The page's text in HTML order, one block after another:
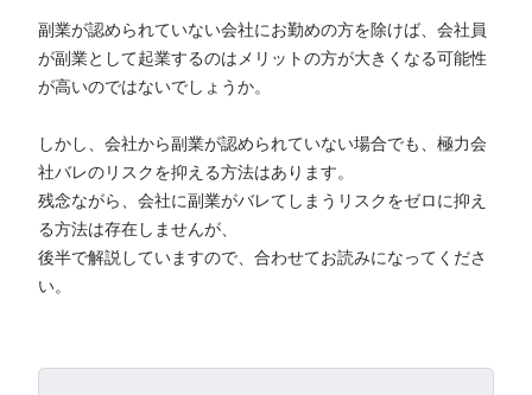
副業が認められていない会社にお勤めの方を除けば、会社員
が副業として起業するのはメリットの方が大きくなる可能性
が高いのではないでしょうか。
しかし、会社から副業が認められていない場合でも、極力会
社バレのリスクを抑える方法はあります。
残念ながら、会社に副業がバレてしまうリスクをゼロに抑え
る方法は存在しませんが、
後半で解説していますので、合わせてお読みになってくださ
い。